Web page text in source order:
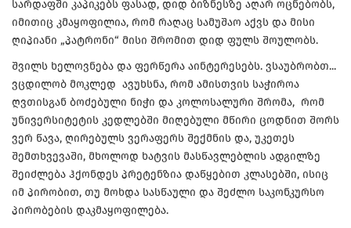
სარდაფში კაპიკებს ფასად, დიდ ბიზნესზე აღარ ოცნებობს,
იმითიც კმაყოფილია, რომ რაღაც სამუშაო აქვს და მისი
ღიპიანი „პატრონი“ მისი შრომით დიდ ფულს შოულობს.
შვილს ხელოვნება და ფერწერა აინტერესებს. ვსაუბრობთ...
ვცდილობ მოკლედ ავუხსნა, რომ ამისთვის საჭიროა
ღვთისგან ბოძებული ნიჭი და კოლოსალური შრომა, რომ
უნივერსიტეტის კედლებში მიღებული მწირი ცოდნით შორს
ვერ წავა, ღირებულს ვერაფერს შექმნის და, უკეთეს
შემთხვევაში, მხოლოდ ხატვის მასწავლებლის ადგილზე
შეიძლება ჰქონდეს პრეტენზია დაწყებით კლასებში, ისიც
იმ პირობით, თუ მოხდა სასწაული და შეძლო საკონკურსო
პირობების დაკმაყოფილება.